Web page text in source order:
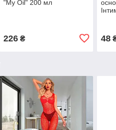
"My Oil" 200 мл
226₴ 48